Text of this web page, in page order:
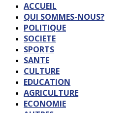
ACCUEIL
QUI SOMMES-NOUS?
POLITIQUE
SOCIETE
SPORTS
SANTE
CULTURE
EDUCATION
AGRICULTURE
ECONOMIE